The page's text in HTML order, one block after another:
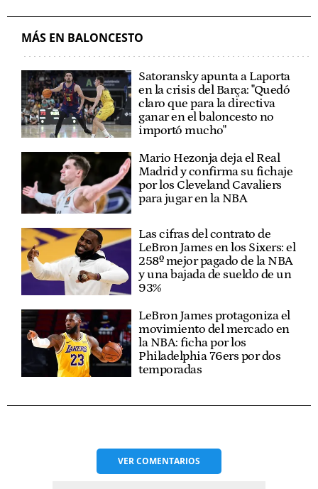
MÁS EN BALONCESTO
Satoransky apunta a Laporta
en la crisis del Barça: "Quedó
claro que para la directiva
ganar en el baloncesto no
importó mucho"
Mario Hezonja deja el Real
Madrid y confirma su fichaje
por los Cleveland Cavaliers
para jugar en la NBA
Las cifras del contrato de
LeBron James en los Sixers: el
258º mejor pagado de la NBA
y una bajada de sueldo de un
93%
LeBron James protagoniza el
movimiento del mercado en
la NBA: ficha por los
Philadelphia 76ers por dos
temporadas
VERCOMENTARIOS